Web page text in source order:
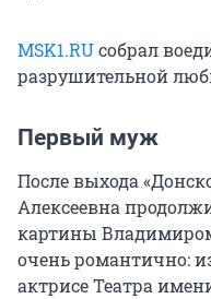
MSK1.RUcобрал
разрушительной
Первый муж
После выхода
Алексеевна
картины
очень романтично:
актрисе Театра